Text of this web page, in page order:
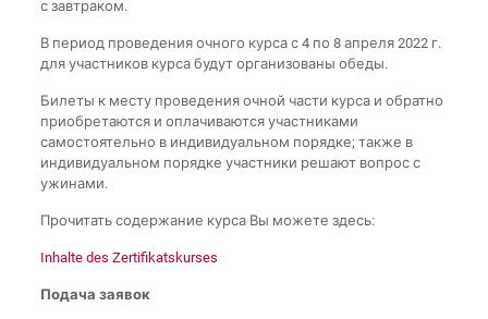
с завтраком.
В период проведения очного курса с 4 по 8 апреля 2022 г.
для участников курса будут организованы обеды.
Билеты к месту проведения очной части курса и обратно
приобретаются и оплачиваются участниками
самостоятельно в индивидуальном порядке; также в
индивидуальном порядке участники решают вопрос с
ужинами.
Прочитать содержание курса Вы можете здесь:
Inhalte des Zertifikatskurses
Подача заявок